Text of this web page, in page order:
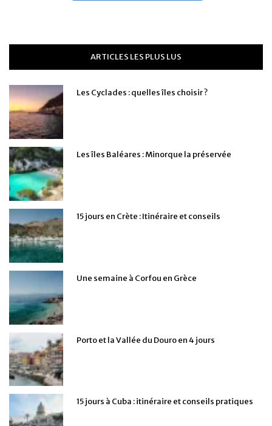
ARTICLES LES PLUS LUS
Les Cyclades : quelles îles choisir ?
Les îles Baléares : Minorque la préservée
15 jours en Crète : Itinéraire et conseils
Une semaine à Corfou en Grèce
Porto et la Vallée du Douro en 4 jours
15 jours à Cuba : itinéraire et conseils pratiques